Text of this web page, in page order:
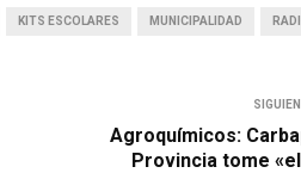
KITS ESCOLARES MUNICIPALIDAD
Agroquímicos:
Provincia tome